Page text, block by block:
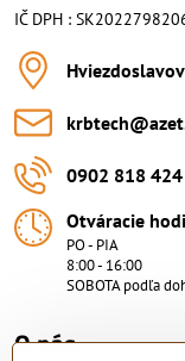
IČ DPH :
0902 818 424
Otváracie
PO - PIA
8:00 - 16:00
SOBOTA podľa
O nás.